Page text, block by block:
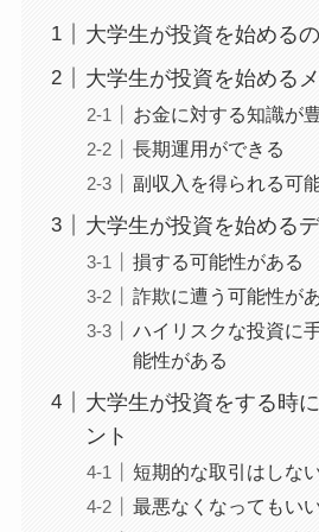
大学生が投資を始める
大学生が投資を始める
お金に対する知識が
長期運用ができる
副収入を得られる可
大学生が投資を始める
損する可能性がある
詐欺に遭う可能性が
ハイリスクな投資に
能性がある
大学生が投資をする時
ント
短期的な取引はしな
最悪なくなってもい